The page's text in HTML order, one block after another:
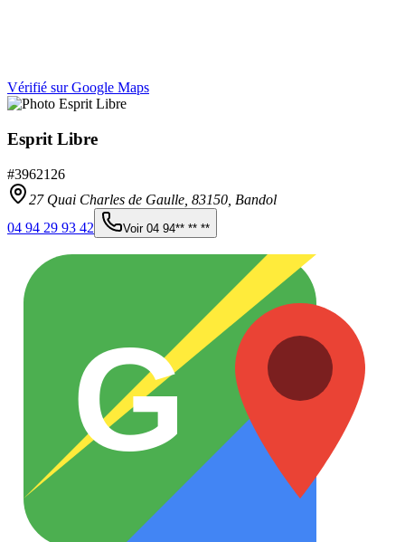
Vérifié sur Google Maps
Esprit Libre
#3962126
27 Quai Charles de Gaulle, 83150 Bandol
04 94 29 93 42
Voir 04 94** ** **
G